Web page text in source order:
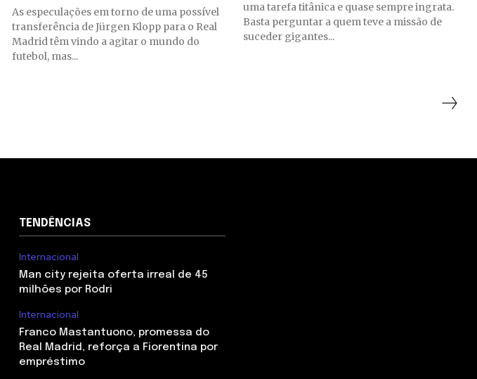
As especulações em torno de uma possível
transferência de Jürgen Klopp para o Real
Madrid têm vindo a agitar o mundo do
futebol, mas...
uma tarefa titânica e quase sempre ingrata.
Basta perguntar a quem teve a missão de
suceder gigantes...
TENDÊNCIAS
Internacional
Man city rejeita oferta irreal de 45
milhões por Rodri
Internacional
Franco Mastantuono, promessa do
Real Madrid, reforça a Fiorentina por
empréstimo